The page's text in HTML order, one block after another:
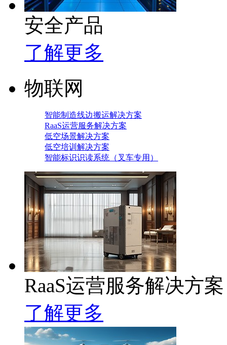
安全产品
了解更多
物联网
智能制造线边搬运解决方案
RaaS运营服务解决方案
低空场景解决方案
低空培训解决方案
智能标识识读系统（叉车专用）
RaaS运营服务解决方案
了解更多